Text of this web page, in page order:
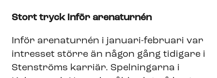
Stort tryck inför arenaturnén
Inför arenaturnén i januari-februari var
intresset större än någon gång tidigare i
Stenströms karriär. Spelningarna i